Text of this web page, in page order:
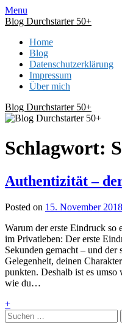
Skip
to
Menu
Blog Durchstarter 50+
Home
Blog
Datenschutzerklärung
Impressum
Über mich
Blog Durchstarter 50+
Schlagwort:
Authentizität –
Posted on 15. November 2018
Warum der erste Eindruck so
im Privatleben: Der erste
Sekunden gemacht – und
Gelegenheit, deinen
punkten. Deshalb ist es umso
wie du…
+
Suchen
nach: